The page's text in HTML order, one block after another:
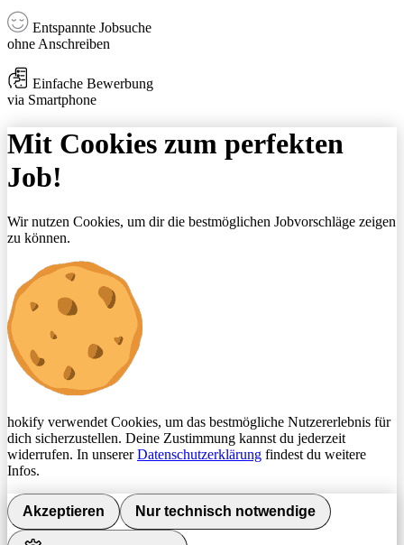
Entspannte Jobsuche
ohne Anschreiben
Einfache Bewerbung
via Smartphone
Mit Cookies zum perfekten
Job!
Wir nutzen Cookies, um dir die bestmöglichen Jobvorschläge zeigen
zu können.
hokify verwendet Cookies, um das bestmögliche Nutzererlebnis für
dich sicherzustellen. Deine Zustimmung kannst du jederzeit
widerrufen. In unsererDatenschutzerklärung findest du weitere
Infos.
Akzeptieren Nur technisch notwendige